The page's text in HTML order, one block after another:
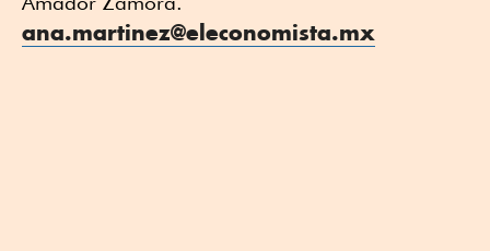
ana.martinez@eleconomista.mx